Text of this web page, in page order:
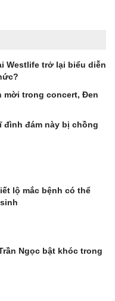
Westlife trở lại biểu diễn
mời trong concert, Đen
đám này bị chồng
lộ mắc bệnh có thể
Ngọc bật khóc trong